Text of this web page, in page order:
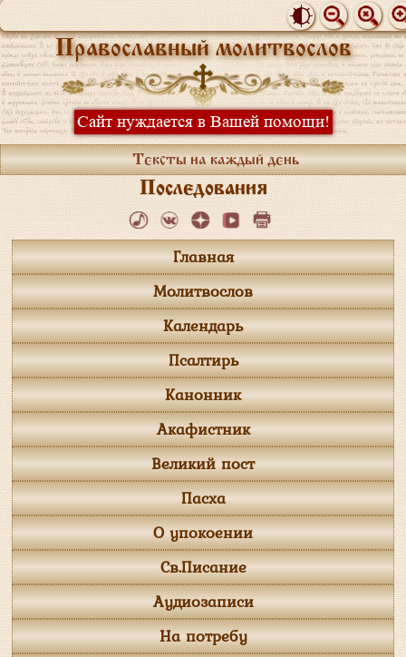
Православный молитвослов
Сайт нуждается в Вашей помощи!
Тексты на каждый день
Последования
Главная
Молитвослов
Календарь
Псалтирь
Канонник
Акафистник
Великий пост
Пасха
О упокоении
Св.Писание
Аудиозаписи
На потребу